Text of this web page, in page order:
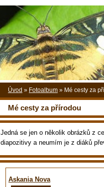
Úvod » Fotoalbum » Mé cesty za
Mé cesty za přírodou
Jedná se jen o několik obrázků z
diapozitivy a neumím je z diáků
Askania Nova